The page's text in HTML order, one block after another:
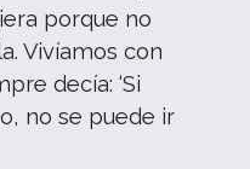
porque no
Vivíamos con
decía: ‘Si
no se puede ir